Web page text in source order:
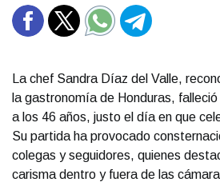
La chef Sandra Díaz del Valle,
la gastronomía de Honduras,
a los 46 años, justo el día en que
Su partida ha provocado
colegas y seguidores, quienes
carisma dentro y fuera de las